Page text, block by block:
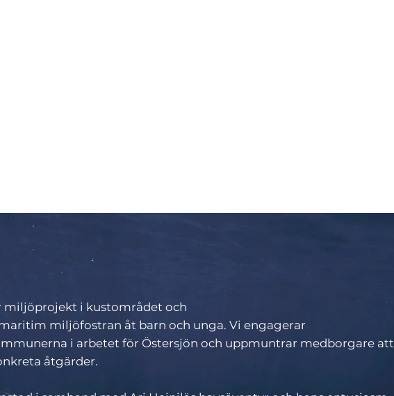
i kustområdet och
miljöfostran åt barn och unga. Vi engagerar
i arbetet för Östersjön och uppmuntrar medborgare att
åtgärder.